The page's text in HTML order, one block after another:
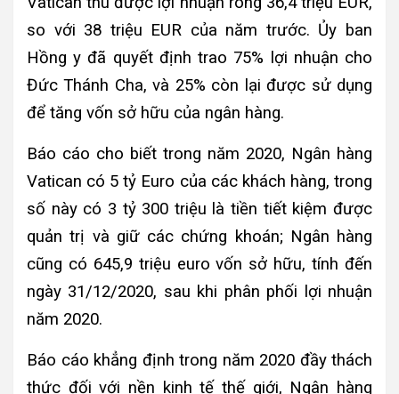
so với 38 triệu EUR của năm trước. Ủy ban
Hồng y đã quyết định trao 75% lợi nhuận cho
Đức Thánh Cha, và 25% còn lại được sử dụng
để tăng vốn sở hữu của ngân hàng.
Báo cáo cho biết trong năm 2020, Ngân hàng
Vatican có 5 tỷ Euro của các khách hàng, trong
số này có 3 tỷ 300 triệu là tiền tiết kiệm được
quản trị và giữ các chứng khoán; Ngân hàng
cũng có 645,9 triệu euro vốn sở hữu, tính đến
ngày 31/12/2020, sau khi phân phối lợi nhuận
năm 2020.
Báo cáo khẳng định trong năm 2020 đầy thách
thức đối với nền kinh tế thế giới, Ngân hàng